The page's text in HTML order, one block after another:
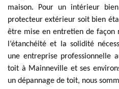
maison. Pour un intérieur
protecteur extérieur soit bien
être mise en entretien de
l’étanchéité et la solidité
une entreprise professionnelle
toit à Mainneville et ses
un dépannage de toit, nous